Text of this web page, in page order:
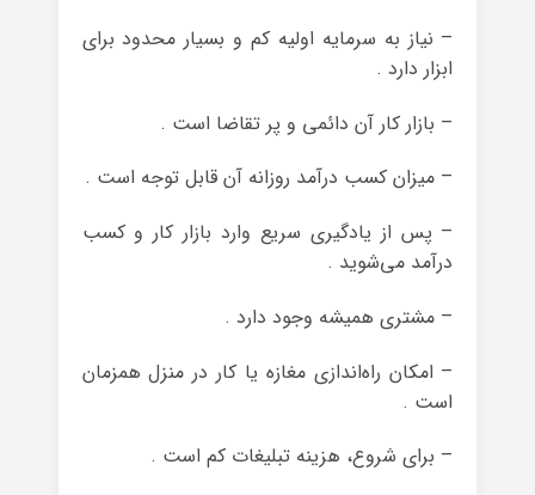
– نیاز به سرمایه اولیه کم و بسیار محدود برای
ابزار دارد .
– بازار کار آن دائمی و پر تقاضا است .
– میزان کسب درآمد روزانه آن قابل توجه است .
– پس از یادگیری سریع وارد بازار کار و کسب
درآمد می‌شوید .
– مشتری همیشه وجود دارد .
– امکان راه‌اندازی مغازه یا کار در منزل همزمان
است .
– برای شروع، هزینه تبلیغات کم است .